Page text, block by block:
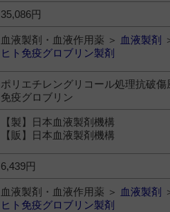
35,086円
血液製剤・血液作用薬 ＞ 血液製剤
ヒト免疫グロブリン製剤
ポリエチレングリコール処理抗破傷
免疫グロブリン
【製】日本血液製剤機構
【販】日本血液製剤機構
6,439円
血液製剤・血液作用薬 ＞ 血液製剤
ヒト免疫グロブリン製剤